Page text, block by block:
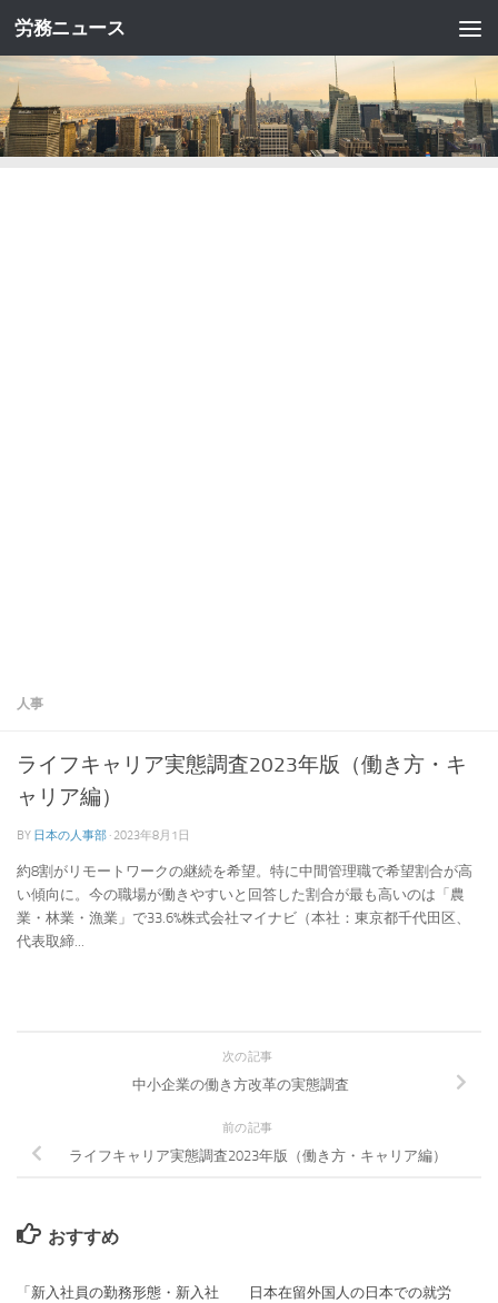
コンテンツへスキップ
労務ニュース
人事
ライフキャリア実態調査2023年版（働き方・キ
ャリア編）
BY 日本の人事部 · 2023年8月1日
約8割がリモートワークの継続を希望。特に中間管理職で希望割合が高
い傾向に。今の職場が働きやすいと回答した割合が最も高いのは「農
業・林業・漁業」で33.6%株式会社マイナビ（本社：東京都千代田区、
代表取締...
次の記事
中小企業の働き方改革の実態調査
前の記事
ライフキャリア実態調査2023年版（働き方・キャリア編）
おすすめ
「新入社員の勤務形態・新入社
日本在留外国人の日本での就労